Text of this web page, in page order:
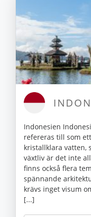
Indonesien
refereras till som
kristallklara vatten,
växtliv är det inte
finns också flera
spännande
krävs inget visum
[...]